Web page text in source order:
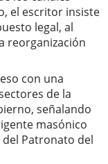
el escritor insiste
legal, al
reorganización
con una
de la
señalando
masónico
del Patronato del